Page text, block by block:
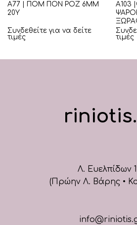
Α77 | ΠΟΜ ΠΟΝ ΡΟΖ 6ΜΜ
20Υ
Συνδεθείτε για να δείτε
τιμές
Α103
τιμές
Λ. Ευελπίδων
(Πρώην Λ. Βάρης •